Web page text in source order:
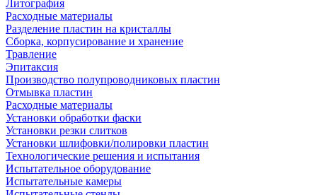
Литография
Расходные материалы
Разделение пластин на кристаллы
Сборка, корпусирование и хранение
Травление
Эпитаксия
Производство полупроводниковых пластин
Отмывка пластин
Расходные материалы
Установки обработки фаски
Установки резки слитков
Установки шлифовки/полировки пластин
Технологические решения и испытания
Испытательное оборудование
Испытательные камеры